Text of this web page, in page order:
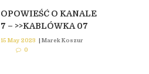
OPOWIEŚĆ O KANALE
7 – >>KABLÓWKA 07
15 May 2023 | Marek Koszur
0